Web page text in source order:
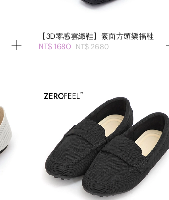
【3D零感雲織鞋】素面方頭樂福鞋
NT$ 1680 NT$ 2680